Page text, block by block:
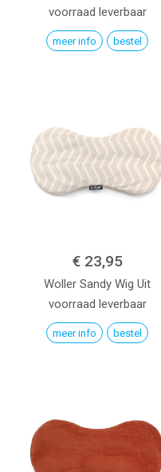
voorraad leverbaar
meer info bestel
€ 23,95
Woller Sandy Wig Uit
voorraad leverbaar
meer info bestel